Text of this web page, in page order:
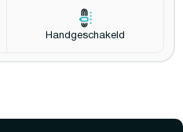
Handgeschakeld